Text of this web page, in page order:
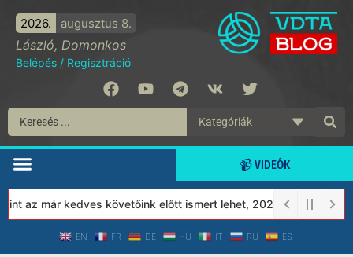
2026. augusztus 8.
László, Domonkos
Belépés / Regisztráció
📹 VIDEÓK
az már kedves követőink előtt ismert lehet, 2023-tól a Védett
EN FR DE HU IT RU ES